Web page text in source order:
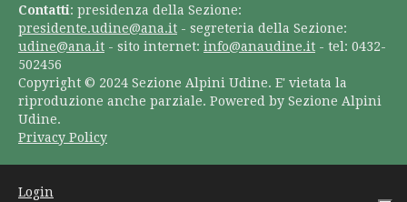
Contatti: presidenza della Sezione:
presidente.udine@ana.it - segreteria della Sezione:
udine@ana.it - sito internet: info@anaudine.it - tel: 0432-
502456
Copyright © 2024 Sezione Alpini Udine. E' vietata la
riproduzione anche parziale. Powered by Sezione Alpini
Udine.
Privacy Policy
Login